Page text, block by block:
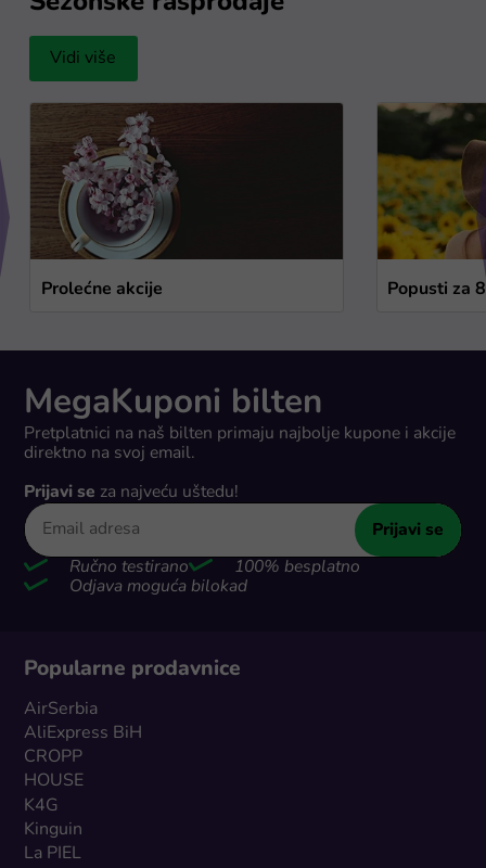
Vidi više
Prolećne akcije Popusti za
MegaKuponi bilten
Pretplatnici na naš bilten primaju najbolje kupone i akcije
direktno na svoj email.
Prijavi se za najveću uštedu!
Prijavi se
Ručno testirano
100% besplatno
Odjava moguća bilokad
Popularne prodavnice
AirSerbia
AliExpress BiH
CROPP
HOUSE
K4G
Kinguin
La PIEL